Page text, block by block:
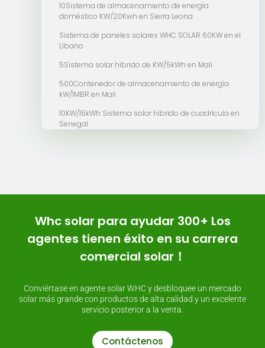
10Sistema de almacenamiento de energía
doméstico KW/20Kwh en Sierra Leona
Sistema de paneles solares WHC SOLAR 60KW en el
Líbano
5Sistema solar híbrido de KW/5kWh en Mali
500Contenedor de almacenamiento de energía
kW/1MBR en Mali
10KW/15kWh Sistema solar híbrido de cuadrícula en
Senegal
Whc solar para ayudar 300+ Los
agentes tienen éxito en su carrera
comercial solar！
Conviértase en agente solar WHC y desbloquee un mercado
solar más grande con productos de alta calidad y un excelente
servicio posterior a la venta.
Contáctenos